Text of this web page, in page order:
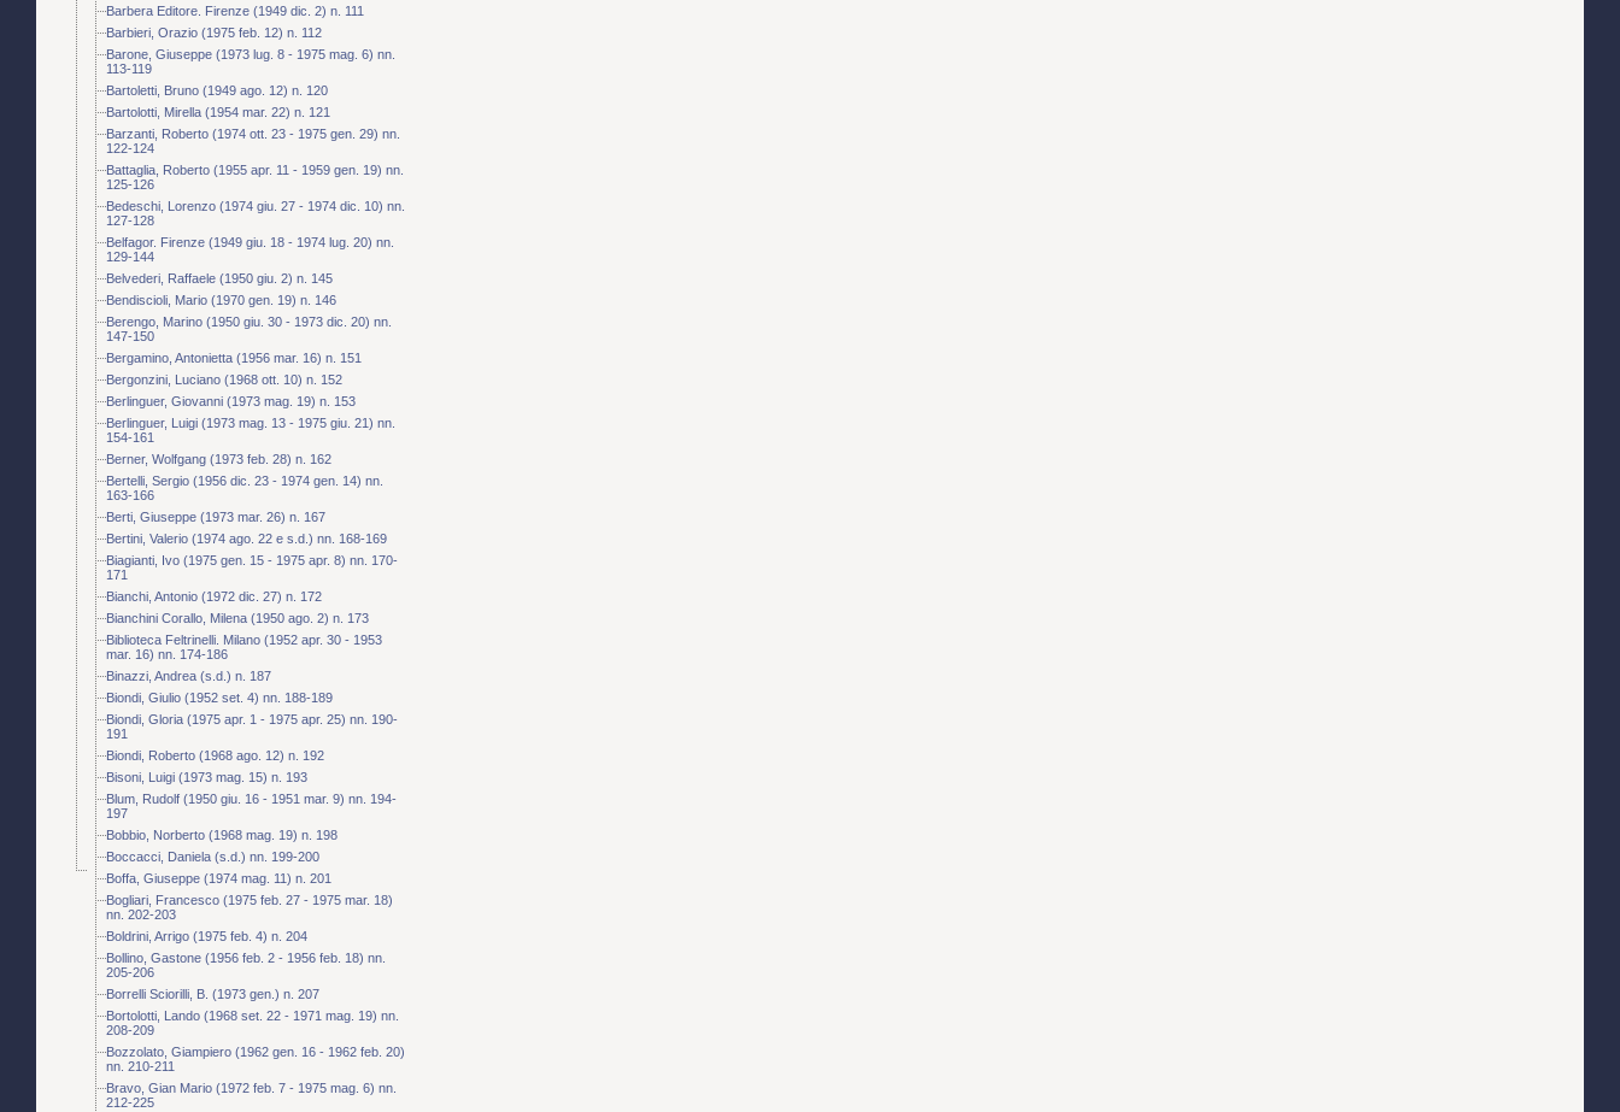
Barbera Editore. Firenze (1949 dic. 2) n. 111
Barbieri, Orazio (1975 feb. 12) n. 112
Barone, Giuseppe (1973 lug. 8 - 1975 mag. 6) nn.
113-119
Bartoletti, Bruno (1949 ago. 12) n. 120
Bartolotti, Mirella (1954 mar. 22) n. 121
Barzanti, Roberto (1974 ott. 23 - 1975 gen. 29) nn.
122-124
Battaglia, Roberto (1955 apr. 11 - 1959 gen. 19) nn.
125-126
Bedeschi, Lorenzo (1974 giu. 27 - 1974 dic. 10) nn.
127-128
Belfagor. Firenze (1949 giu. 18 - 1974 lug. 20) nn.
129-144
Belvederi, Raffaele (1950 giu. 2) n. 145
Bendiscioli, Mario (1970 gen. 19) n. 146
Berengo, Marino (1950 giu. 30 - 1973 dic. 20) nn.
147-150
Bergamino, Antonietta (1956 mar. 16) n. 151
Bergonzini, Luciano (1968 ott. 10) n. 152
Berlinguer, Giovanni (1973 mag. 19) n. 153
Berlinguer, Luigi (1973 mag. 13 - 1975 giu. 21) nn.
154-161
Berner, Wolfgang (1973 feb. 28) n. 162
Bertelli, Sergio (1956 dic. 23 - 1974 gen. 14) nn.
163-166
Berti, Giuseppe (1973 mar. 26) n. 167
Bertini, Valerio (1974 ago. 22 e s.d.) nn. 168-169
Biagianti, Ivo (1975 gen. 15 - 1975 apr. 8) nn. 170-
171
Bianchi, Antonio (1972 dic. 27) n. 172
Bianchini Corallo, Milena (1950 ago. 2) n. 173
Biblioteca Feltrinelli. Milano (1952 apr. 30 - 1953
mar. 16) nn. 174-186
Binazzi, Andrea (s.d.) n. 187
Biondi, Giulio (1952 set. 4) nn. 188-189
Biondi, Gloria (1975 apr. 1 - 1975 apr. 25) nn. 190-
191
Biondi, Roberto (1968 ago. 12) n. 192
Bisoni, Luigi (1973 mag. 15) n. 193
Blum, Rudolf (1950 giu. 16 - 1951 mar. 9) nn. 194-
197
Bobbio, Norberto (1968 mag. 19) n. 198
Boccacci, Daniela (s.d.) nn. 199-200
Boffa, Giuseppe (1974 mag. 11) n. 201
Bogliari, Francesco (1975 feb. 27 - 1975 mar. 18)
nn. 202-203
Boldrini, Arrigo (1975 feb. 4) n. 204
Bollino, Gastone (1956 feb. 2 - 1956 feb. 18) nn.
205-206
Borrelli Sciorilli, B. (1973 gen.) n. 207
Bortolotti, Lando (1968 set. 22 - 1971 mag. 19) nn.
208-209
Bozzolato, Giampiero (1962 gen. 16 - 1962 feb. 20)
nn. 210-211
Bravo, Gian Mario (1972 feb. 7 - 1975 mag. 6) nn.
212-225